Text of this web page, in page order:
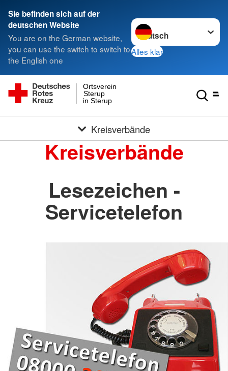
Sie befinden sich auf der
deutschen Website
You are on the German website,
you can use the switch to switch to
the English one
Sprache wechseln zu
Alles klar
in Sterup
Sterup
Ortsverein
Kreisverbände
Kreisverbände
Lesezeichen -
Servicetelefon